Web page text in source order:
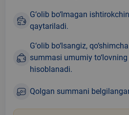
G‘olib bo‘lmagan
qaytariladi.
G‘olib bo‘lsangiz,
summasi umumiy
hisoblanadi.
Qolgan summani